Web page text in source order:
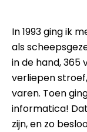
In 1993 ging ik
als
in de hand, 365
verliepen
varen. Toen
informatica!
zijn, en zo